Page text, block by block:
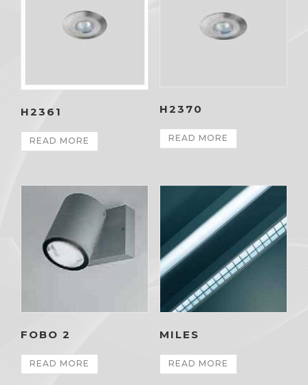
H2361
READ MORE
H2370
READ MORE
FOBO 2
READ MORE
MILES
READ MORE